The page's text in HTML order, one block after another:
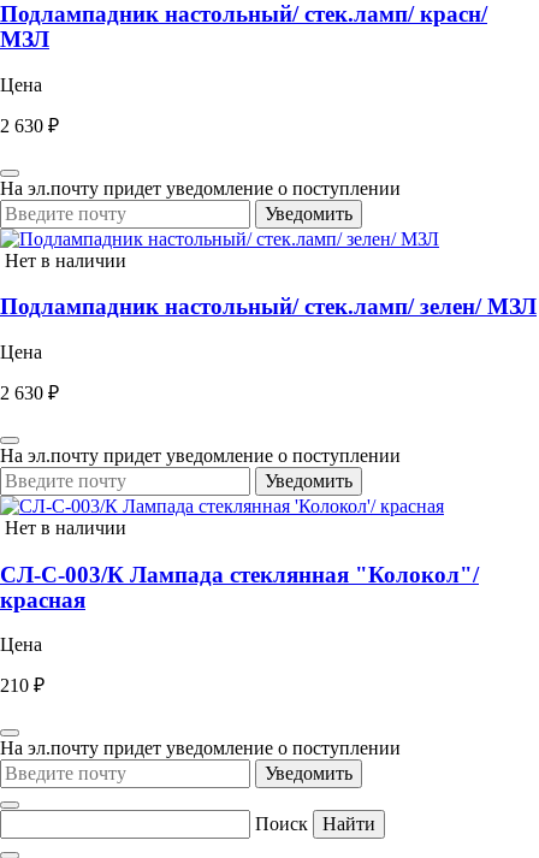
Подлампадник настольный/ стек.ламп/ красн/
МЗЛ
Цена
2 630 ₽
На эл.почту придет уведомление о поступлении
Уведомить
Нет в наличии
Подлампадник настольный/ стек.ламп/ зелен/ МЗЛ
Цена
2 630 ₽
На эл.почту придет уведомление о поступлении
Уведомить
Нет в наличии
СЛ-С-003/К Лампада стеклянная "Колокол"/
красная
Цена
210 ₽
На эл.почту придет уведомление о поступлении
Уведомить
Поиск Найти